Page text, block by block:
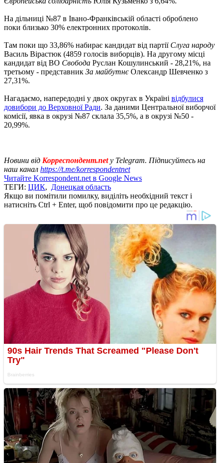
На дільниці №87 в Івано-Франківській області оброблено
поки близько 30% електронних протоколів.
Там поки що 33,86% набирає кандидат від партіїСлуга народу
Василь Вірастюк (4859 голосів виборців). На другому місці
кандидат від ВО Свобода Руслан Кошулинський - 28,21%, на
третьому - представник За майбутнє Олександр Шевченко з
27,31%.
Нагадаємо, напередодні у двох округах в Україні відбулися
довибори до Верховної Ради. За даними Центральної виборчої
комісії, явка в окрузі №87 склала 35,5%, а в окрузі №50 -
20,99%.
Новини від Корреспондент.netу Telegram. Підписуйтесь на
наш канал https://t.me/korrespondentnet
Читайте Korrespondent.net в Google News
ТЕГИ: ЦИК, Донецкая область
Якщо ви помітили помилку, виділіть необхідний текст і
натисніть Ctrl + Enter, щоб повідомити про це редакцію.